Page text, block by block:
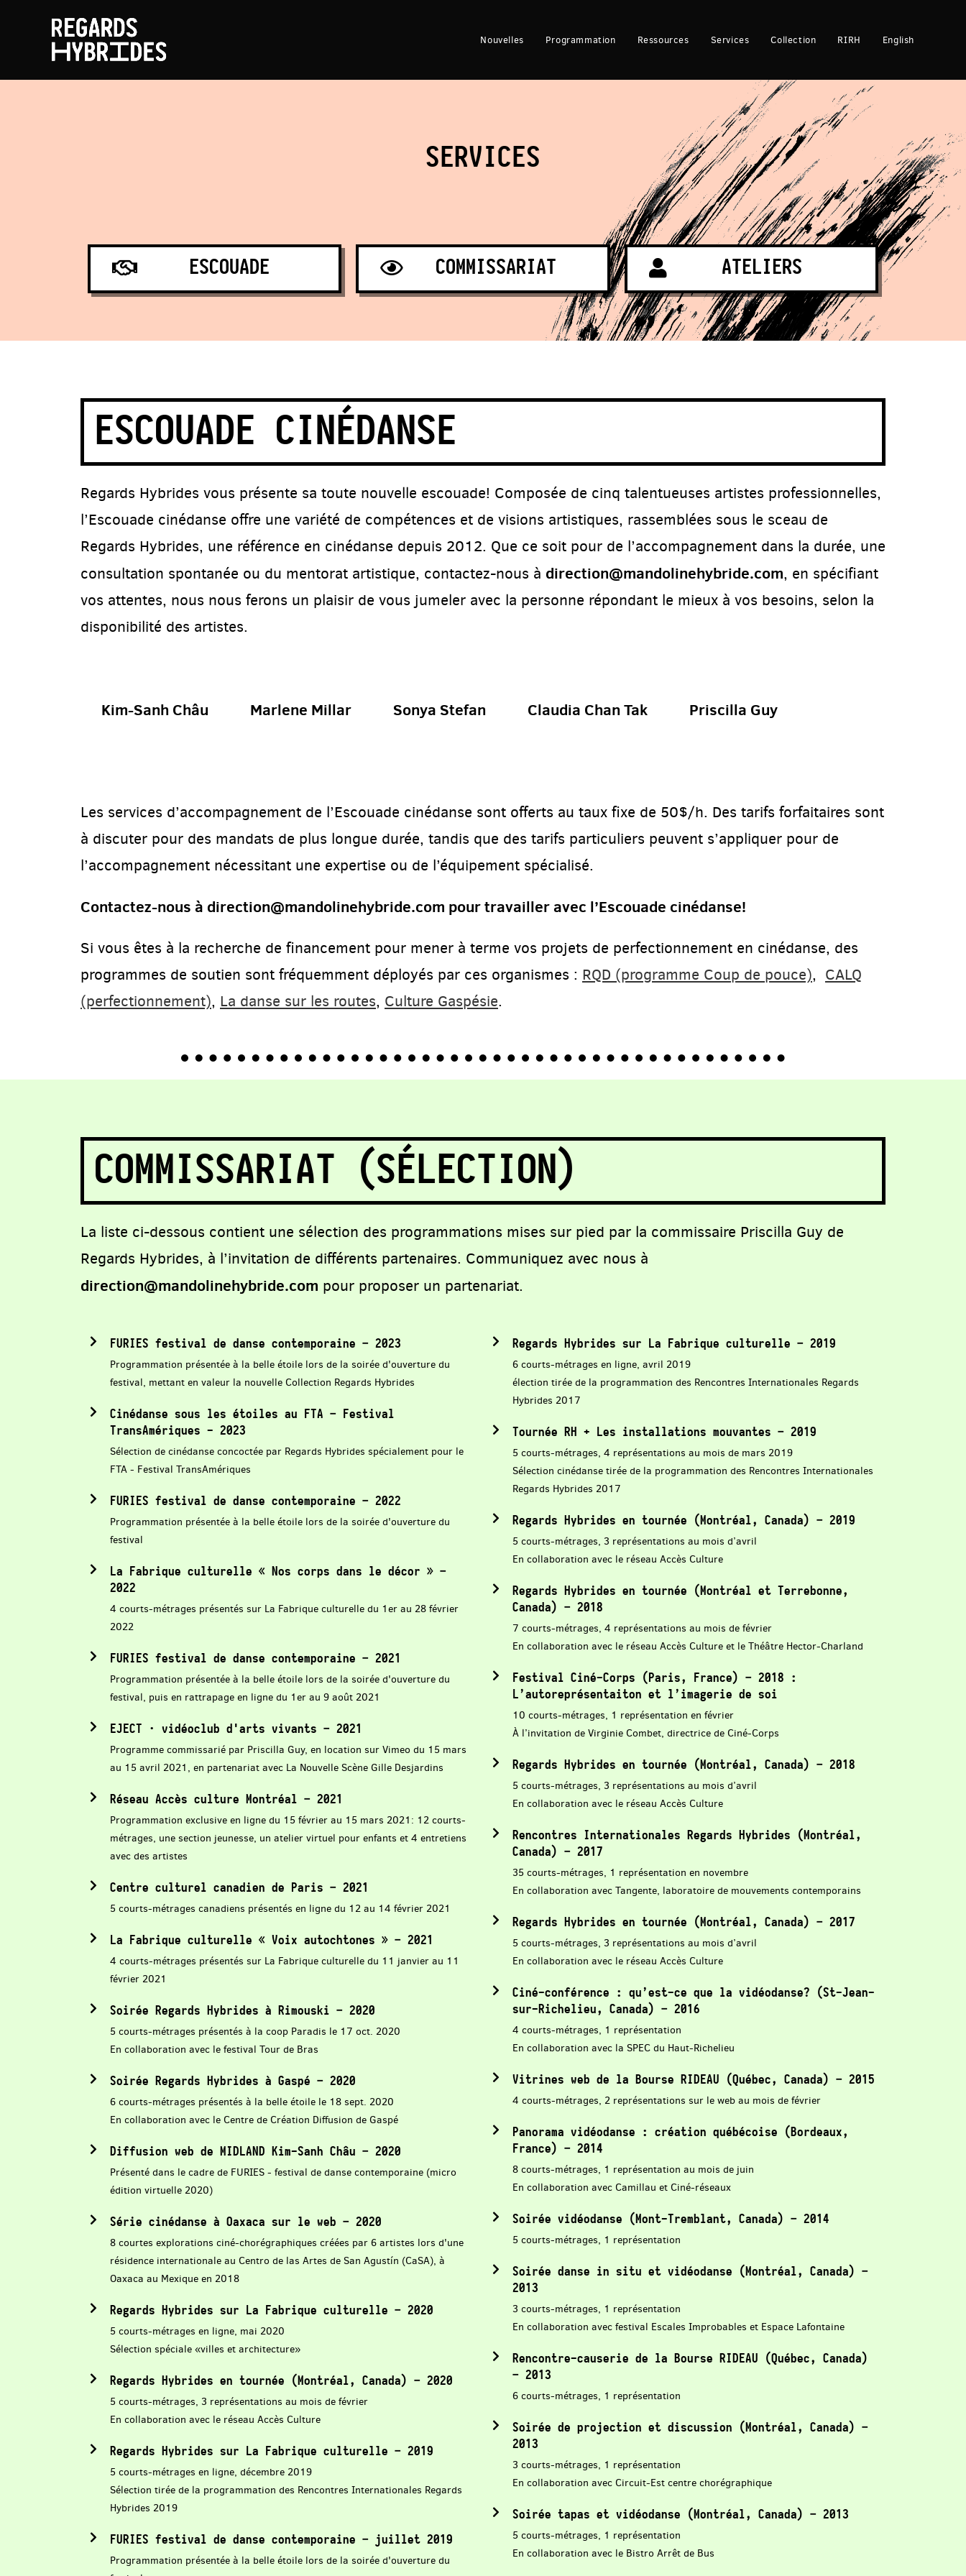
Nouvelles Programmation Ressources Services Collection RIRH English
SERVICES
ESCOUADE COMMISSARIAT ATELIERS
ESCOUADE CINÉDANSE
Regards Hybrides vous présente sa toute nouvelle escouade! Composée de cinq talentueuses artistes professionnelles,
l’Escouade cinédanse offre une variété de compétences et de visions artistiques, rassemblées sous le sceau de
Regards Hybrides, une référence en cinédanse depuis 2012. Que ce soit pour de l’accompagnement dans la durée, une
consultation spontanée ou du mentorat artistique, contactez-nous à direction@mandolinehybride.com, en spécifiant
vos attentes, nous nous ferons un plaisir de vous jumeler avec la personne répondant le mieux à vos besoins, selon la
disponibilité des artistes.
Kim-Sanh Châu Marlene Millar Sonya Stefan Claudia Chan Tak Priscilla Guy
Les services d’accompagnement de l’Escouade cinédanse sont offerts au taux fixe de 50$/h. Des tarifs forfaitaires sont
à discuter pour des mandats de plus longue durée, tandis que des tarifs particuliers peuvent s’appliquer pour de
l’accompagnement nécessitant une expertise ou de l’équipement spécialisé.
Contactez-nous à direction@mandolinehybride.com pour travailler avec l’Escouade cinédanse!
Si vous êtes à la recherche de financement pour mener à terme vos projets de perfectionnement en cinédanse, des
programmes de soutien sont fréquemment déployés par ces organismes : RQD (programme Coup de pouce), CALQ
(perfectionnement), La danse sur les routes, Culture Gaspésie.
COMMISSARIAT (SÉLECTION)
La liste ci-dessous contient une sélection des programmations mises sur pied par la commissaire Priscilla Guy de
Regards Hybrides, à l’invitation de différents partenaires. Communiquez avec nous à
direction@mandolinehybride.com pour proposer un partenariat.
FURIES festival de danse contemporaine – 2023
Programmation présentée à la belle étoile lors de la soirée d'ouverture du
festival, mettant en valeur la nouvelle Collection Regards Hybrides
Cinédanse sous les étoiles au FTA – Festival
TransAmériques - 2023
Sélection de cinédanse concoctée par Regards Hybrides spécialement pour le
FTA - Festival TransAmériques
FURIES festival de danse contemporaine – 2022
Programmation présentée à la belle étoile lors de la soirée d'ouverture du
festival
La Fabrique culturelle « Nos corps dans le décor » –
2022
4 courts-métrages présentés sur La Fabrique culturelle du 1er au 28 février
2022
FURIES festival de danse contemporaine – 2021
Programmation présentée à la belle étoile lors de la soirée d'ouverture du
festival, puis en rattrapage en ligne du 1er au 9 août 2021
EJECT · vidéoclub d'arts vivants – 2021
Programme commissarié par Priscilla Guy, en location sur Vimeo du 15 mars
au 15 avril 2021, en partenariat avec La Nouvelle Scène Gille Desjardins
Réseau Accès culture Montréal – 2021
Programmation exclusive en ligne du 15 février au 15 mars 2021: 12 courts-
métrages, une section jeunesse, un atelier virtuel pour enfants et 4 entretiens
avec des artistes
Centre culturel canadien de Paris – 2021
5 courts-métrages canadiens présentés en ligne du 12 au 14 février 2021
La Fabrique culturelle « Voix autochtones » – 2021
4 courts-métrages présentés sur La Fabrique culturelle du 11 janvier au 11
février 2021
Soirée Regards Hybrides à Rimouski – 2020
5 courts-métrages présentés à la coop Paradis le 17 oct. 2020
En collaboration avec le festival Tour de Bras
Soirée Regards Hybrides à Gaspé – 2020
6 courts-métrages présentés à la belle étoile le 18 sept. 2020
En collaboration avec le Centre de Création Diffusion de Gaspé
Diffusion web de MIDLAND Kim-Sanh Châu – 2020
Présenté dans le cadre de FURIES - festival de danse contemporaine (micro
édition virtuelle 2020)
Série cinédanse à Oaxaca sur le web – 2020
8 courtes explorations ciné-chorégraphiques créées par 6 artistes lors d'une
résidence internationale au Centro de las Artes de San Agustín (CaSA), à
Oaxaca au Mexique en 2018
Regards Hybrides sur La Fabrique culturelle – 2020
5 courts-métrages en ligne, mai 2020
Sélection spéciale «villes et architecture»
Regards Hybrides en tournée (Montréal, Canada) – 2020
5 courts-métrages, 3 représentations au mois de février
En collaboration avec le réseau Accès Culture
Regards Hybrides sur La Fabrique culturelle – 2019
5 courts-métrages en ligne, décembre 2019
Sélection tirée de la programmation des Rencontres Internationales Regards
Hybrides 2019
FURIES festival de danse contemporaine – juillet 2019
Programmation présentée à la belle étoile lors de la soirée d'ouverture du
Regards Hybrides sur La Fabrique culturelle – 2019
6 courts-métrages en ligne, avril 2019
élection tirée de la programmation des Rencontres Internationales Regards
Hybrides 2017
Tournée RH + Les installations mouvantes – 2019
5 courts-métrages, 4 représentations au mois de mars 2019
Sélection cinédanse tirée de la programmation des Rencontres Internationales
Regards Hybrides 2017
Regards Hybrides en tournée (Montréal, Canada) – 2019
5 courts-métrages, 3 représentations au mois d’avril
En collaboration avec le réseau Accès Culture
Regards Hybrides en tournée (Montréal et Terrebonne,
Canada) – 2018
7 courts-métrages, 4 représentations au mois de février
En collaboration avec le réseau Accès Culture et le Théâtre Hector-Charland
Festival Ciné-Corps (Paris, France) – 2018 :
L’autoreprésentaiton et l’imagerie de soi
10 courts-métrages, 1 représentation en février
À l’invitation de Virginie Combet, directrice de Ciné-Corps
Regards Hybrides en tournée (Montréal, Canada) – 2018
5 courts-métrages, 3 représentations au mois d’avril
En collaboration avec le réseau Accès Culture
Rencontres Internationales Regards Hybrides (Montréal,
Canada) – 2017
35 courts-métrages, 1 représentation en novembre
En collaboration avec Tangente, laboratoire de mouvements contemporains
Regards Hybrides en tournée (Montréal, Canada) – 2017
5 courts-métrages, 3 représentations au mois d’avril
En collaboration avec le réseau Accès Culture
Ciné-conférence : qu’est-ce que la vidéodanse? (St-Jean-
sur-Richelieu, Canada) – 2016
4 courts-métrages, 1 représentation
En collaboration avec la SPEC du Haut-Richelieu
Vitrines web de la Bourse RIDEAU (Québec, Canada) – 2015
4 courts-métrages, 2 représentations sur le web au mois de février
Panorama vidéodanse : création québécoise (Bordeaux,
France) – 2014
8 courts-métrages, 1 représentation au mois de juin
En collaboration avec Camillau et Ciné-réseaux
Soirée vidéodanse (Mont-Tremblant, Canada) – 2014
5 courts-métrages, 1 représentation
Soirée danse in situ et vidéodanse (Montréal, Canada) –
2013
3 courts-métrages, 1 représentation
En collaboration avec festival Escales Improbables et Espace Lafontaine
Rencontre-causerie de la Bourse RIDEAU (Québec, Canada)
– 2013
6 courts-métrages, 1 représentation
Soirée de projection et discussion (Montréal, Canada) –
2013
3 courts-métrages, 1 représentation
En collaboration avec Circuit-Est centre chorégraphique
Soirée tapas et vidéodanse (Montréal, Canada) – 2013
5 courts-métrages, 1 représentation
En collaboration avec le Bistro Arrêt de Bus